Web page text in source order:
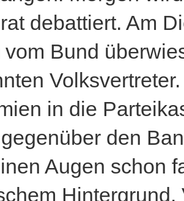
debattiert. Am
vom Bund
in die
den
Augen schon